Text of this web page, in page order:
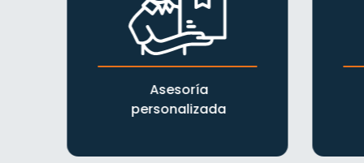
SNACKFIT
SPIGA FOODS SAS
SUPER FIT S.A.S
SUPER FUDS S.A.S.
TEYUNA FOODS
THE GUMMY BOX
Asesoría
personalizada